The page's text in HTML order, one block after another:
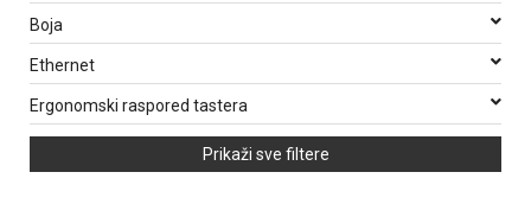
Boja
Ethernet
Ergonomski raspored tastera
Prikaži sve filtere